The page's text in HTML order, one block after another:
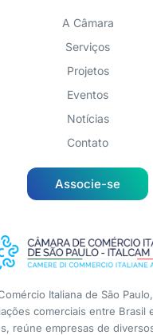
A Câmara
Serviços
Projetos
Eventos
Notícias
Contato
Associe-se
Italiana de São
comerciais entre Brasil
reúne empresas de